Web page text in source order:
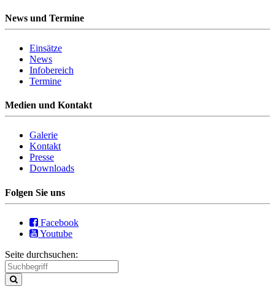
News und Termine
Einsätze
News
Infobereich
Termine
Medien und Kontakt
Galerie
Kontakt
Presse
Downloads
Folgen Sie uns
Facebook
Youtube
Seite durchsuchen: